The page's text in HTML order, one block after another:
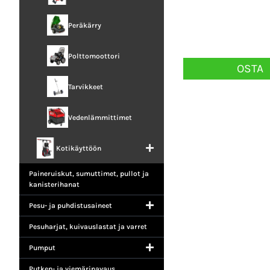
Peräkärry
Polttomoottori
Tarvikkeet
Vedenlämmittimet
Kotikäyttöön
Paineruiskut, sumuttimet, pullot ja
kanisterihanat
Pesu- ja puhdistusaineet
Pesuharjat, kuivauslastat ja varret
Pumput
OSTA